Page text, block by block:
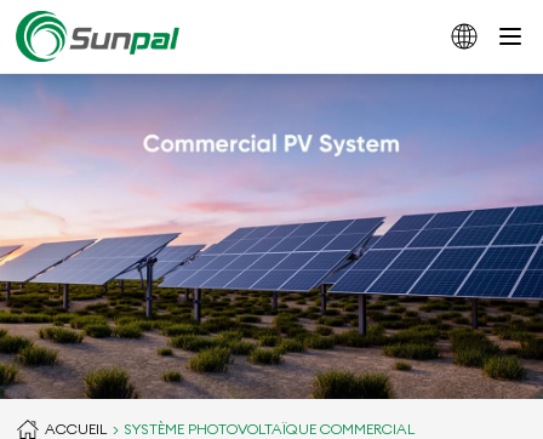
ACCUEIL SYSTÈME PHOTOVOLTAÏQUE COMMERCIAL